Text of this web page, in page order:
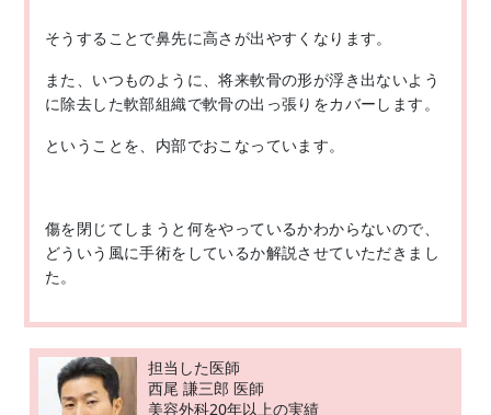
そうすることで鼻先に高さが出やすくなります。
また、いつものように、将来軟骨の形が浮き出ないよう
に除去した軟部組織で軟骨の出っ張りをカバーします。
ということを、内部でおこなっています。
傷を閉じてしまうと何をやっているかわからないので、
どういう風に手術をしているか解説させていただきまし
た。
担当した医師
西尾 謙三郎 医師
美容外科20年以上の実績